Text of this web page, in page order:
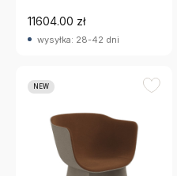
11604.00 zł
wysyłka: 28-42 dni
NEW